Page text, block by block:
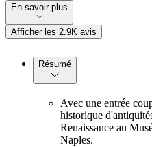
En savoir plus
Afficher les 2.9K avis
Résumé
Avec une entrée
historique
Renaissance au
Naples.